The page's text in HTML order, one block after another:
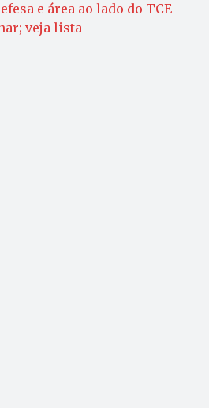
e área ao lado do TCE
veja lista